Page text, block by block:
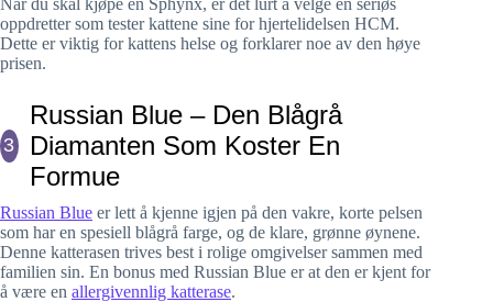
oppdretter som tester kattene sine for hjertelidelsen HCM.
Dette er viktig for kattens helse og forklarer noe av den høye
prisen.
3
Russian Blue – Den Blågrå
Diamanten Som Koster En
Formue
Russian Blue er lett å kjenne igjen på den vakre, korte pelsen
som har en spesiell blågrå farge, og de klare, grønne øynene.
Denne katterasen trives best i rolige omgivelser sammen med
familien sin. En bonus med Russian Blue er at den er kjent for
å være en allergivennlig katterase.